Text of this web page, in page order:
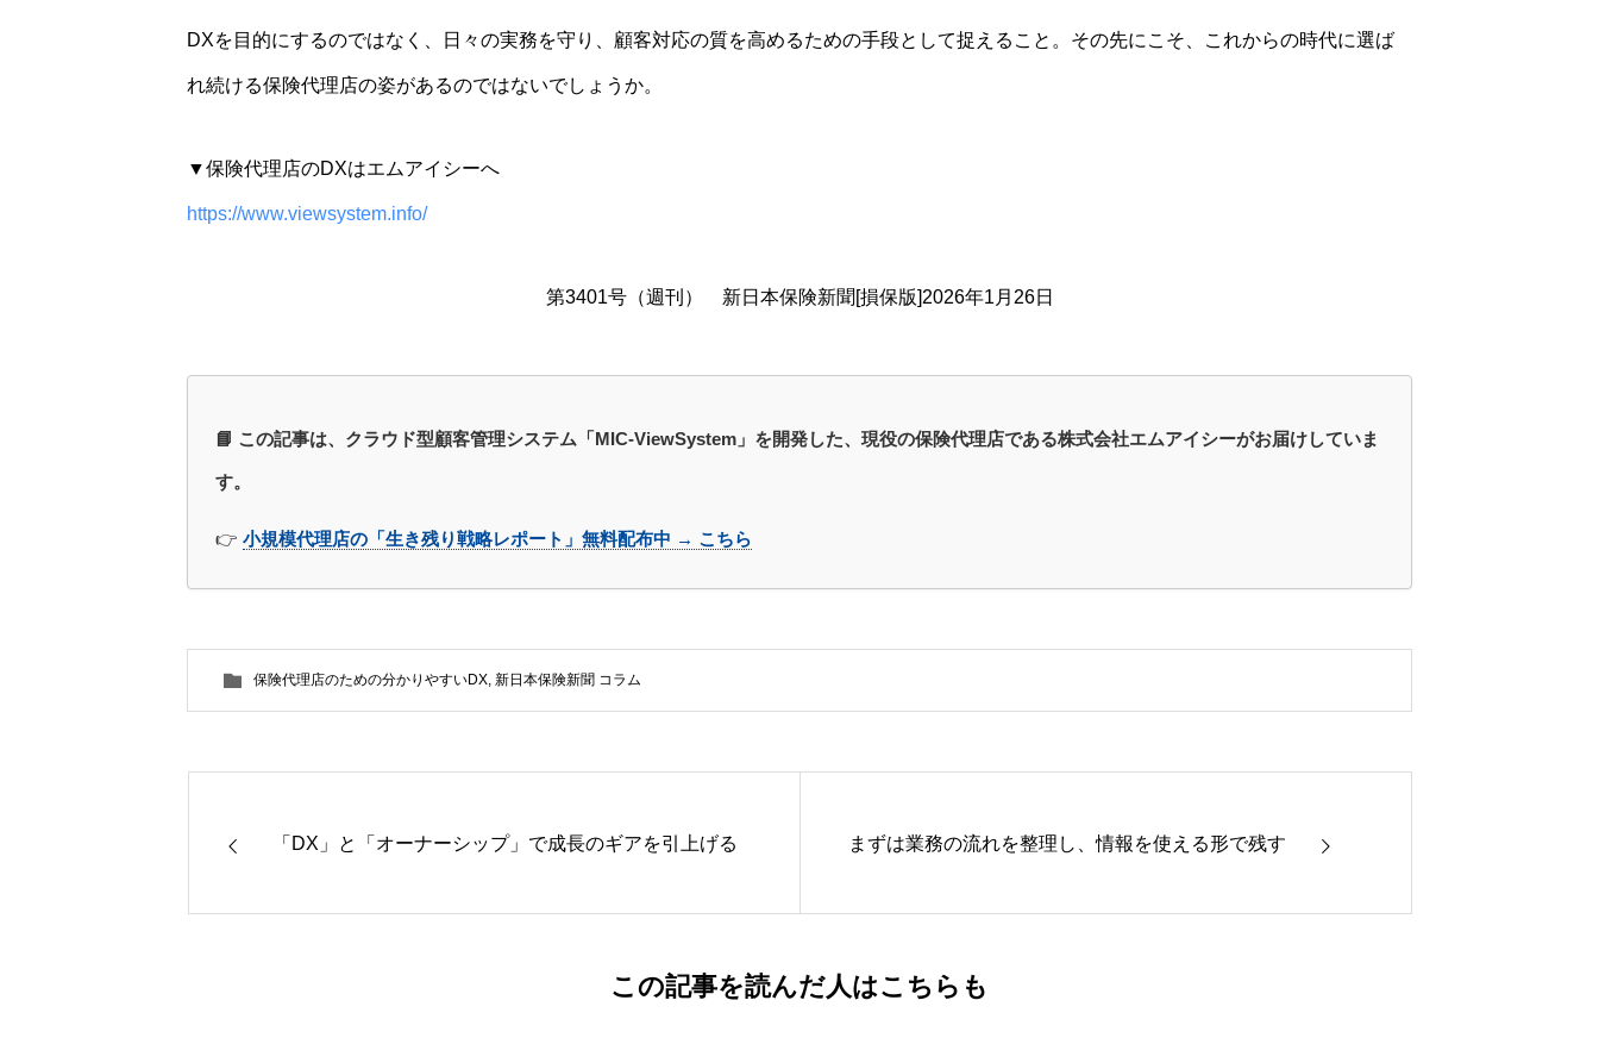
DXを目的にするのではなく、日々の実務を守り、顧客対応の質を高めるための手段として捉えること。その先にこそ、これからの時代に選ば
れ続ける保険代理店の姿があるのではないでしょうか。
▼保険代理店のDXはエムアイシーへ
https://www.viewsystem.info/
第3401号（週刊） 新日本保険新聞[損保版]2026年1月26日
📘 この記事は、クラウド型顧客管理システム「MIC-ViewSystem」を開発した、現役の保険代理店である株式会社エムアイシーがお届けしていま
す。
👉 小規模代理店の「生き残り戦略レポート」無料配布中 → こちら
保険代理店のための分かりやすいDX 新日本保険新聞 コラム
「DX」と「オーナーシップ」で成長のギアを引上げる まずは業務の流れを整理し、情報を使える形で残す
この記事を読んだ人はこちらも